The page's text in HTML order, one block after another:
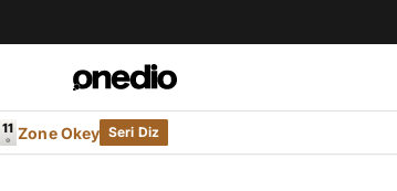
Zone Okey Seri Diz